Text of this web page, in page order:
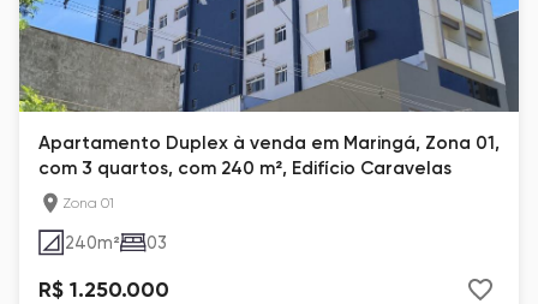
Apartamento Duplex à venda em Maringá, Zona 01,
com 3 quartos, com 240 m², Edifício Caravelas
Zona 01
240m² 03
R$ 1.250.000